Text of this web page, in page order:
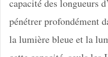
capacité des longueurs
pénétrer profondément
la lumière bleue et la